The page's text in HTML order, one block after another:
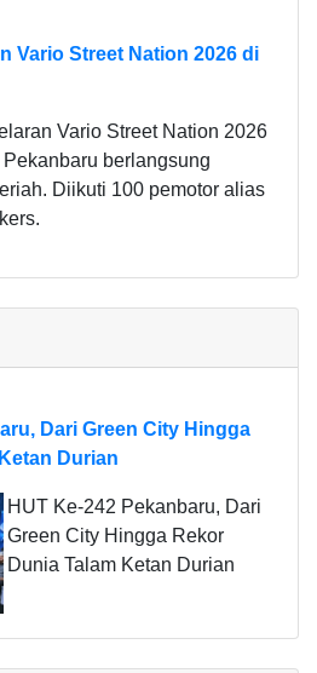
Vario Street Nation 2026 di
Vario Street Nation 2026
Pekanbaru berlangsung
Diikuti 100 pemotor alias
Dari Green City Hingga
Durian
HUT Ke-242 Pekanbaru, Dari
Green City Hingga Rekor
Dunia Talam Ketan Durian